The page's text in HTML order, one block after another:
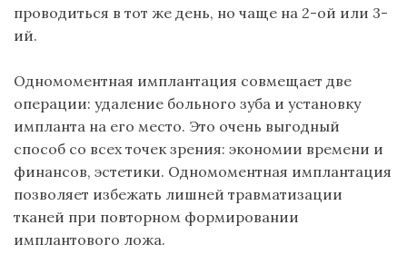
проводиться в тот же день, но чаще на 2-ой или 3-
ий.
Одномоментная имплантация совмещает две
операции: удаление больного зуба и установку
импланта на его место. Это очень выгодный
способ со всех точек зрения: экономии времени и
финансов, эстетики. Одномоментная имплантация
позволяет избежать лишней травматизации
тканей при повторном формировании
имплантового ложа.